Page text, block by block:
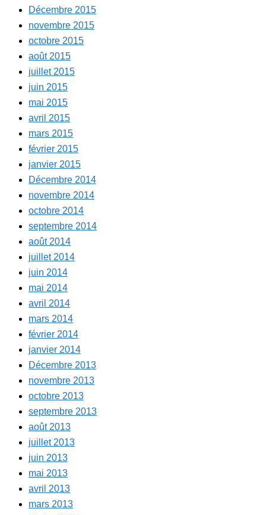
Décembre 2015
novembre 2015
octobre 2015
août 2015
juillet 2015
juin 2015
mai 2015
avril 2015
mars 2015
février 2015
janvier 2015
Décembre 2014
novembre 2014
octobre 2014
septembre 2014
août 2014
juillet 2014
juin 2014
mai 2014
avril 2014
mars 2014
février 2014
janvier 2014
Décembre 2013
novembre 2013
octobre 2013
septembre 2013
août 2013
juillet 2013
juin 2013
mai 2013
avril 2013
mars 2013